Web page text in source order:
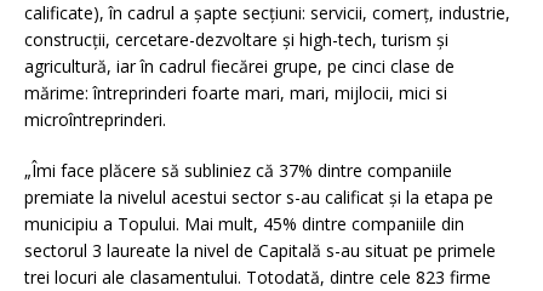
calificate), în cadrul a șapte secțiuni: servicii, comerţ, industrie,
construcţii, cercetare-dezvoltare și high-tech, turism şi
agricultură, iar în cadrul fiecărei grupe, pe cinci clase de
mărime: întreprinderi foarte mari, mari, mijlocii, mici si
microîntreprinderi.
„Îmi face plăcere să subliniez că 37% dintre companiile
premiate la nivelul acestui sector s-au calificat și la etapa pe
municipiu a Topului. Mai mult, 45% dintre companiile din
sectorul 3 laureate la nivel de Capitală s-au situat pe primele
trei locuri ale clasamentului. Totodată, dintre cele 823 firme